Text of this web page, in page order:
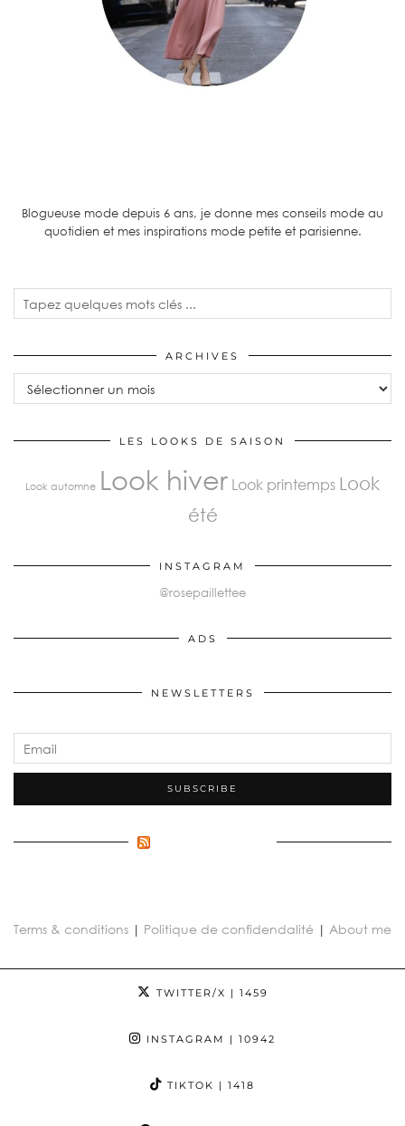
Blogueuse mode depuis 6 ans, je donne mes conseils mode au
quotidien et mes inspirations mode petite et parisienne.
ARCHIVES
LES LOOKS DE SAISON
Look automne Look hiver Look printemps Look
été
INSTAGRAM
@rosepaillettee
ADS
NEWSLETTERS
Terms & conditions | Politique de confidendalité | About me
TWITTER/X | 1459
INSTAGRAM | 10942
TIKTOK | 1418